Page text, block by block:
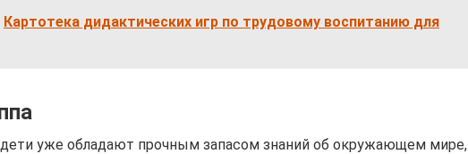
Картотека дидактических игр по трудовому воспитанию для
дети уже обладают прочным запасом знаний об окружающем мире,